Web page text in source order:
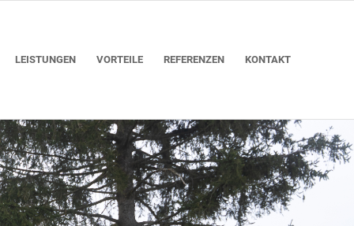
LEISTUNGEN VORTEILE REFERENZEN KONTAKT